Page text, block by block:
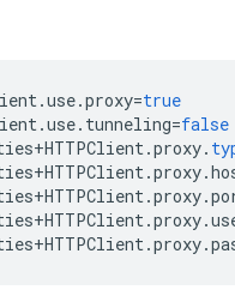
.use.proxy=true
.use. tunneling=false
+HTTPClient.proxy.
+HTTPClient.proxy.
+HTTPClient.proxy.
+HTTPClient.proxy.
+HTTPClient.proxy.